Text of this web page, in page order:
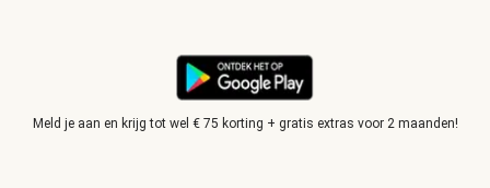
Meld je aan en krijg tot wel € 75 korting + gratis extras voor 2 maanden!